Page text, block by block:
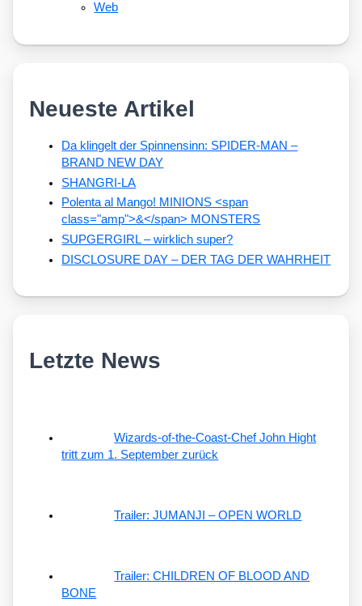
Web
Neueste Artikel
Da klingelt der Spinnensinn: SPIDER-MAN –
BRAND NEW DAY
SHANGRI-LA
Polenta al Mango! MINIONS <span
class="amp">&</span> MONSTERS
SUPGERGIRL – wirklich super?
DISCLOSURE DAY – DER TAG DER WAHRHEIT
Letzte News
Wizards-of-the-Coast-Chef John Hight
tritt zum 1. September zurück
Trailer: JUMANJI – OPEN WORLD
Trailer: CHILDREN OF BLOOD AND
BONE